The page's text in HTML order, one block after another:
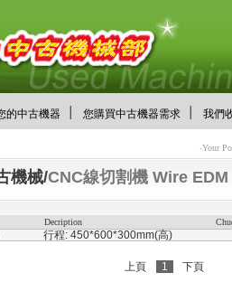
的中古機器 您購買中古機器需求 我們
‧Your
機械/CNC線切割機 Wire EDM
Decription
行程: 450*600*300mm(高)
上頁 1 下頁